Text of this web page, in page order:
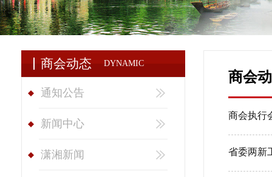
商会动态 DYNAMIC
通知公告
新闻中心
潇湘新闻
商会
商会执行
省委两新